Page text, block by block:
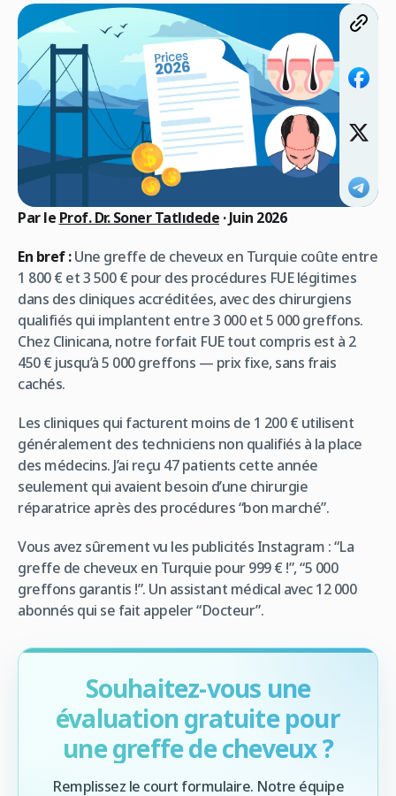
Par le Prof. Dr. Soner Tatlıdede · Juin 2026
En bref :Une greffe de cheveux en Turquie coûte entre
1 800 € et 3 500 € pour des procédures FUE légitimes
dans des cliniques accréditées, avec des chirurgiens
qualifiés qui implantent entre 3 000 et 5 000 greffons.
Chez Clinicana, notre forfait FUE tout compris est à 2
450 € jusqu’à 5 000 greffons — prix fixe, sans frais
cachés.
Les cliniques qui facturent moins de 1 200 € utilisent
généralement des techniciens non qualifiés à la place
des médecins. J’ai reçu 47 patients cette année
seulement qui avaient besoin d’une chirurgie
réparatrice après des procédures “bon marché”.
Vous avez sûrement vu les publicités Instagram : “La
greffe de cheveux en Turquie pour 999 € !”, “5 000
greffons garantis !”. Un assistant médical avec 12 000
abonnés qui se fait appeler “Docteur”.
Souhaitez-vous une
évaluation gratuite pour
une greffe de cheveux ?
Remplissez le court formulaire. Notre équipe